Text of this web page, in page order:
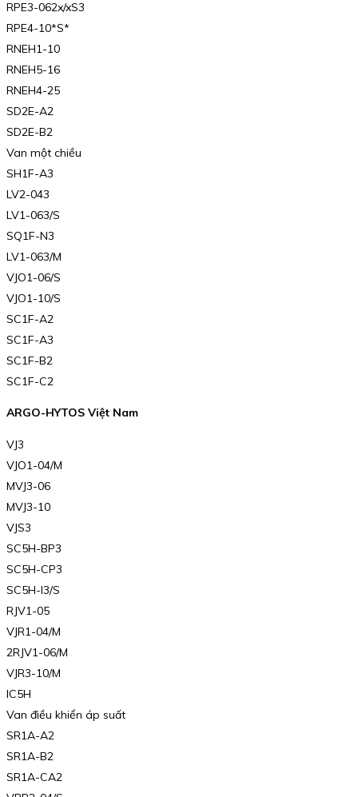
RPE3-062x/xS3
RPE4-10*S*
RNEH1-10
RNEH5-16
RNEH4-25
SD2E-A2
SD2E-B2
Van một chiều
SH1F-A3
LV2-043
LV1-063/S
SQ1F-N3
LV1-063/M
VJO1-06/S
VJO1-10/S
SC1F-A2
SC1F-A3
SC1F-B2
SC1F-C2
ARGO-HYTOS Việt Nam
VJ3
VJO1-04/M
MVJ3-06
MVJ3-10
VJS3
SC5H-BP3
SC5H-CP3
SC5H-I3/S
RJV1-05
VJR1-04/M
2RJV1-06/M
VJR3-10/M
IC5H
Van điều khiển áp suất
SR1A-A2
SR1A-B2
SR1A-CA2